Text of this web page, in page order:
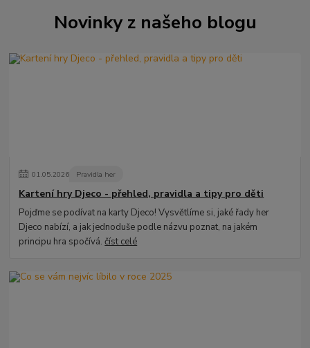
Novinky z našeho blogu
01.05.2026 Pravidla her
Kartení hry Djeco - přehled, pravidla a tipy pro děti
Pojďme se podívat na karty Djeco! Vysvětlíme si, jaké řady her
Djeco nabízí, a jak jednoduše podle názvu poznat, na jakém
principu hra spočívá.číst celé